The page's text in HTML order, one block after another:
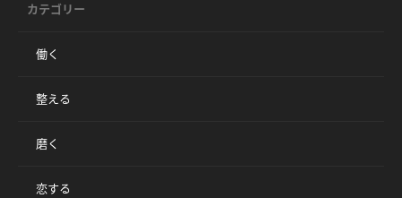
カテゴリー
働く
整える
磨く
恋する